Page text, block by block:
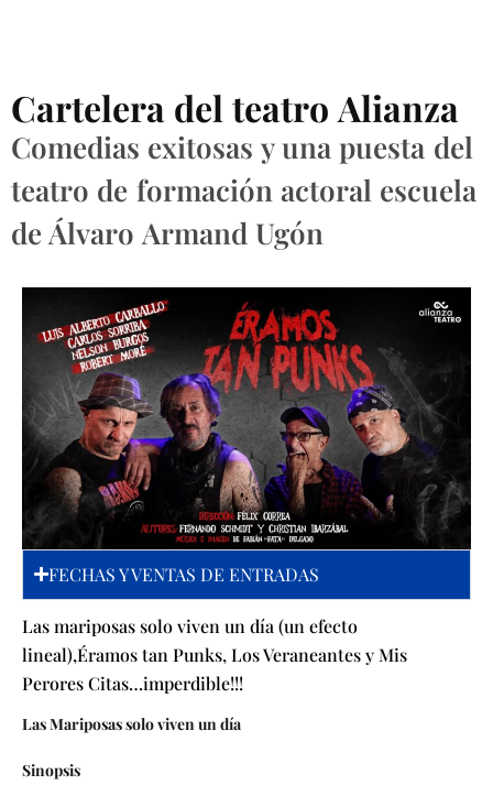
Cartelera del teatro Alianza
Comedias exitosas y una puesta del
teatro de formación actoral escuela
de Álvaro Armand Ugón
FECHAS Y VENTAS DE ENTRADAS
Las mariposas solo viven un día (un efecto
lineal),Éramos tan Punks, Los Veraneantes y Mis
Perores Citas…imperdible!!!
Las Mariposas solo viven un día
Sinopsis